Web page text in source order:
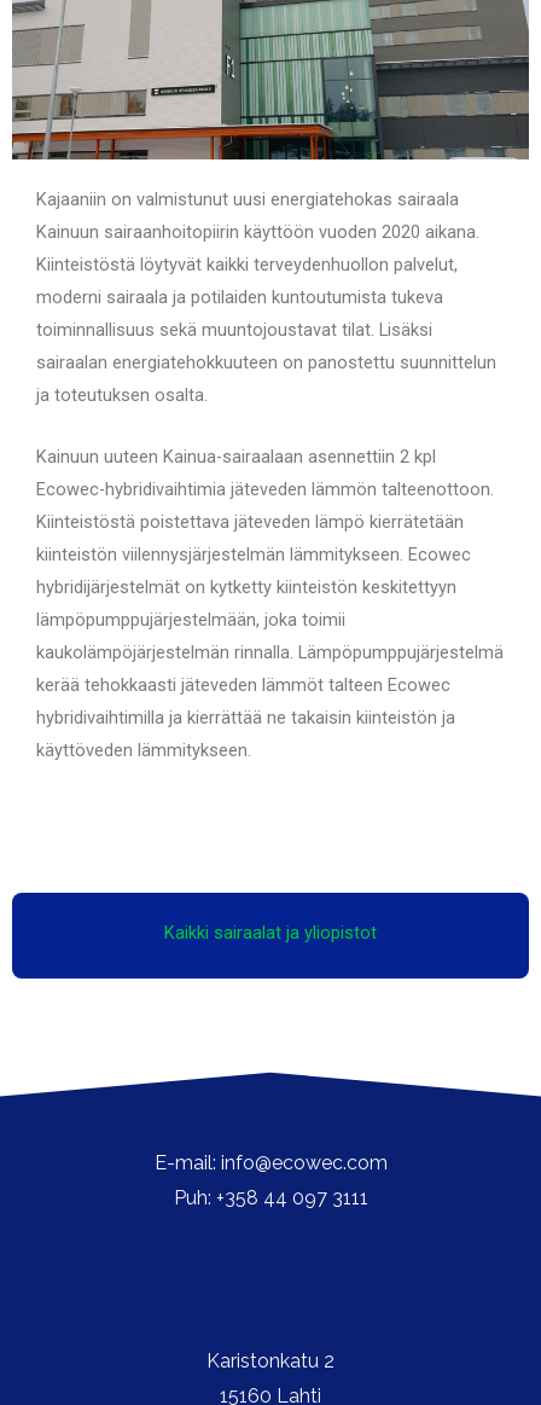
Kajaaniin on valmistunut uusi energiatehokas sairaala
Kainuun sairaanhoitopiirin käyttöön vuoden 2020 aikana.
Kiinteistöstä löytyvät kaikki terveydenhuollon palvelut,
moderni sairaala ja potilaiden kuntoutumista tukeva
toiminnallisuus sekä muuntojoustavat tilat. Lisäksi
sairaalan energiatehokkuuteen on panostettu suunnittelun
ja toteutuksen osalta.
Kainuun uuteen Kainua-sairaalaan asennettiin 2 kpl
Ecowec-hybridivaihtimia jäteveden lämmön talteenottoon.
Kiinteistöstä poistettava jäteveden lämpö kierrätetään
kiinteistön viilennysjärjestelmän lämmitykseen. Ecowec
hybridijärjestelmät on kytketty kiinteistön keskitettyyn
lämpöpumppujärjestelmään, joka toimii
kaukolämpöjärjestelmän rinnalla. Lämpöpumppujärjestelmä
kerää tehokkaasti jäteveden lämmöt talteen Ecowec
hybridivaihtimilla ja kierrättää ne takaisin kiinteistön ja
käyttöveden lämmitykseen.
Kaikki sairaalat ja yliopistot
E-mail: info@ecowec.com
Puh: +358 44 097 3111
Karistonkatu 2
15160 Lahti